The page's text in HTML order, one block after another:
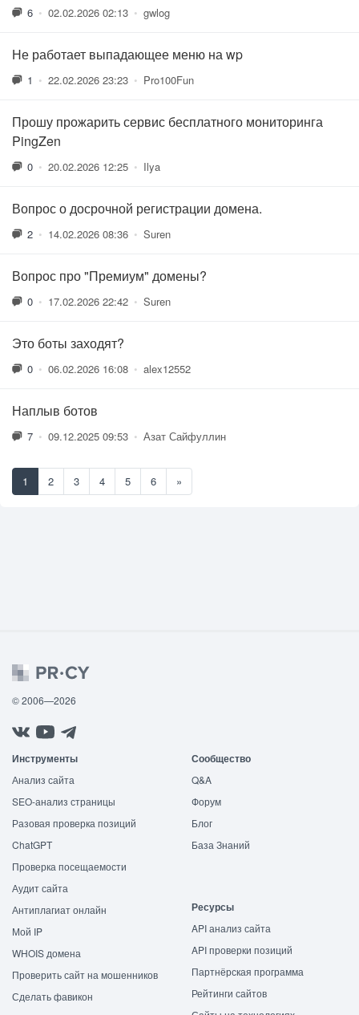
6 • 02.02.2026 02:13 • gwlog
Не работает выпадающее меню на wp
1 • 22.02.2026 23:23 • Pro100Fun
Прошу прожарить сервис бесплатного мониторинга
PingZen
0 • 20.02.2026 12:25 • Ilya
Вопрос о досрочной регистрации домена.
2 • 14.02.2026 08:36 • Suren
Вопрос про "Премиум" домены?
0 • 17.02.2026 22:42 • Suren
Это боты заходят?
0 • 06.02.2026 16:08 • alex12552
Наплыв ботов
7 • 09.12.2025 09:53 • Азат Сайфуллин
1 2 3 4 5 6 »
© 2006—2026
Инструменты
Анализ сайта
SEO-анализ страницы
Разовая проверка позиций
ChatGPT
Проверка посещаемости
Аудит сайта
Антиплагиат онлайн
Мой IP
WHOIS домена
Проверить сайт на мошенников
Сделать фавикон
Сообщество
Q&A
Форум
Блог
База Знаний
Ресурсы
API анализ сайта
API проверки позиций
Партнёрская программа
Рейтинги сайтов